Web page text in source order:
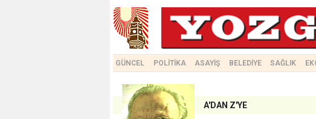
GÜNCEL POLİTİKA ASAYİŞ BELEDİYE SAĞLIK
A'DAN Z'YE